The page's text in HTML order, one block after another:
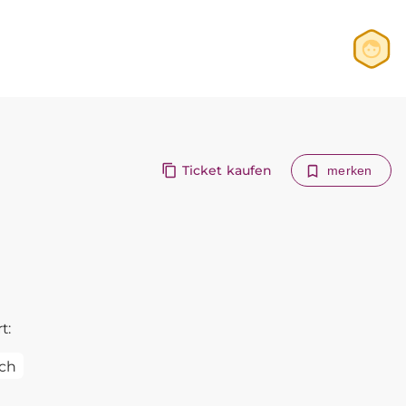
Ticket kaufen merken